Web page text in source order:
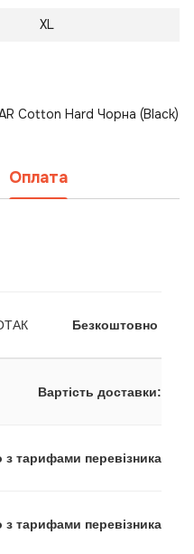
XL
Cotton Hard Чорна (Black)
Оплата
Безкоштовно
Вартість доставки:
з тарифами перевізника
з тарифами перевізника